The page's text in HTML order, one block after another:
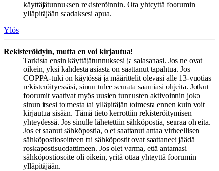
käyttäjätunnuksen rekisteröinnin. Ota yhteyttä foorumin
ylläpitäjään saadaksesi apua.
Ylös
Rekisteröidyin, mutta en voi kirjautua!
Tarkista ensin käyttäjätunnuksesi ja salasanasi. Jos ne ovat
oikein, yksi kahdesta asiasta on saattanut tapahtua. Jos
COPPA-tuki on käytössä ja määrittelit olevasi alle 13-vuotias
rekisteröityessäsi, sinun tulee seurata saamiasi ohjeita. Jotkut
foorumit vaativat myös uusien tunnusten aktivoinnin joko
sinun itsesi toimesta tai ylläpitäjän toimesta ennen kuin voit
kirjautua sisään. Tämä tieto kerrottiin rekisteröitymisen
yhteydessä. Jos sinulle lähetettiin sähköpostia, seuraa ohjeita.
Jos et saanut sähköpostia, olet saattanut antaa virheellisen
sähköpostiosoitteen tai sähköpostit ovat saattaneet jäädä
roskapostisuodattimeen. Jos olet varma, että antamasi
sähköpostiosoite oli oikein, yritä ottaa yhteyttä foorumin
ylläpitäjään.